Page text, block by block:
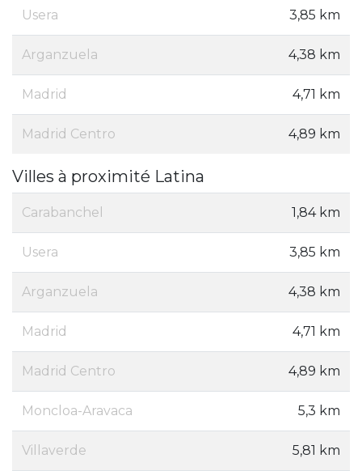
Usera 3,85 km
Arganzuela 4,38 km
Madrid 4,71 km
Madrid Centro 4,89 km
Villes à proximité Latina
Carabanchel 1,84 km
Usera 3,85 km
Arganzuela 4,38 km
Madrid 4,71 km
Madrid Centro 4,89 km
Moncloa-Aravaca 5,3 km
Villaverde 5,81 km